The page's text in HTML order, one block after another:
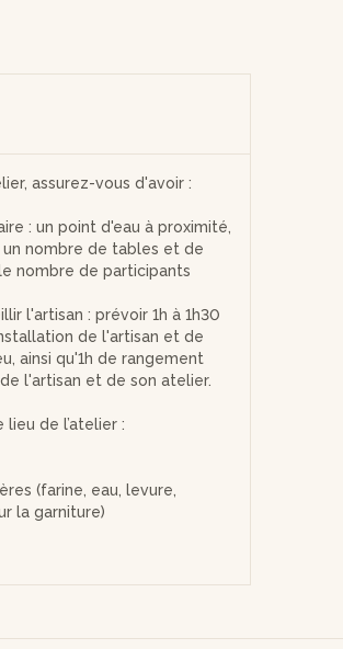
assurez-vous d'avoir :
: un point d'eau à proximité,
nombre de tables et de
nombre de participants
l'artisan : prévoir 1h à 1h30
de l'artisan et de
ainsi qu'1h de rangement
l'artisan et de son atelier.
lieu de l’atelier :
(farine, eau, levure,
la garniture)